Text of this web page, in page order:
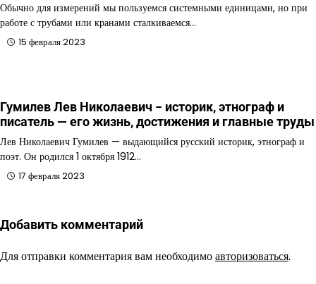
Обычно для измерений мы пользуемся системными единицами, но при
работе с трубами или кранами сталкиваемся…
15 февраля 2023
Гумилев Лев Николаевич − историк, этнограф и
писатель — его жизнь, достижения и главные труды
Лев Николаевич Гумилев — выдающийся русский историк, этнограф и
поэт. Он родился 1 октября 1912…
17 февраля 2023
Добавить комментарий
Для отправки комментария вам необходимоавторизоваться.